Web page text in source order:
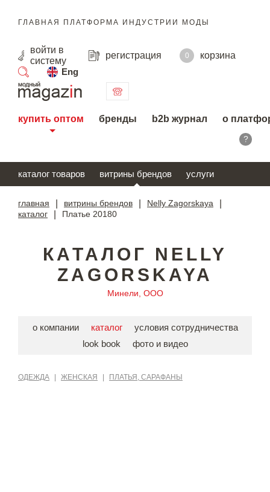
ГЛАВНАЯ ПЛАТФОРМА ИНДУСТРИИ МОДЫ
войти в
систему
регистрация 0
корзина
Eng
поиск
купить оптом бренды b2b журнал о
?
каталог товаров витрины брендов услуги
главная витрины брендов Nelly Zagorskaya
каталог Платье 20180
КАТАЛОГ NELLY
ZAGORSKAYA
Минели, ООО
о компании каталог
условия сотрудничества
look book
фото и видео
ОДЕЖДА ЖЕНСКАЯ ПЛАТЬЯ, САРАФАНЫ